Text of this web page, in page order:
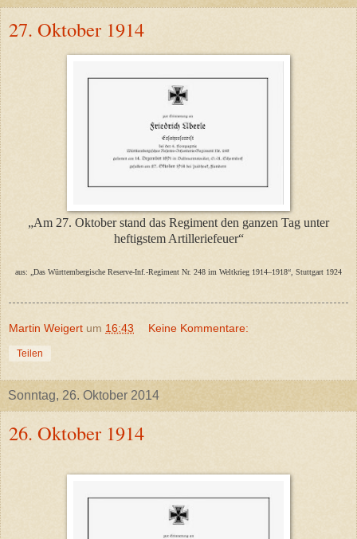
27. Oktober 1914
„Am 27. Oktober stand das Regiment den ganzen Tag unter
heftigstem Artilleriefeuer“
aus: „Das Württembergische Reserve-Inf.-Regiment Nr. 248 im Weltkrieg 1914–1918“, Stuttgart 1924
Martin Weigert um 16:43 Keine Kommentare:
Teilen
Sonntag, 26. Oktober 2014
26. Oktober 1914